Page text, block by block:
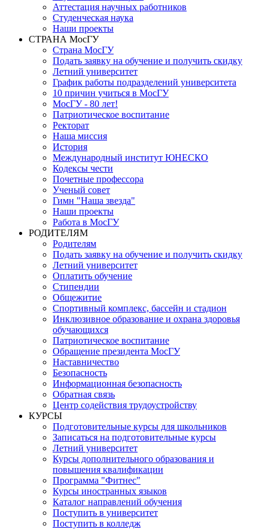
Аттестация научных работников
Студенческая наука
Наши проекты
СТРАНА МосГУ
Страна МосГУ
Подать заявку на обучение и получить скидку
Летний университет
График работы подразделений университета
10 причин учиться в МосГУ
МосГУ - 80 лет!
Патриотическое воспитание
Ректорат
Наша миссия
История
Международный институт ЮНЕСКО
Кодексы чести
Почетные профессора
Ученый совет
Гимн "Наша звезда"
Наши проекты
Работа в МосГУ
РОДИТЕЛЯМ
Родителям
Подать заявку на обучение и получить скидку
Летний университет
Оплатить обучение
Стипендии
Общежитие
Спортивный комплекс, бассейн и стадион
Инклюзивное образование и охрана здоровья
обучающихся
Патриотическое воспитание
Обращение президента МосГУ
Наставничество
Безопасность
Информационная безопасность
Обратная связь
Центр содействия трудоустройству
КУРСЫ
Подготовительные курсы для школьников
Записаться на подготовительные курсы
Летний университет
Курсы дополнительного образования и
повышения квалификации
Программа "Фитнес"
Курсы иностранных языков
Каталог направлений обучения
Поступить в университет
Поступить в колледж